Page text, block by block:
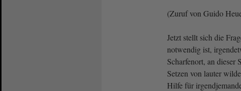
(Zuruf von Guido
Jetzt stellt sich die
notwendig ist,
Scharfenort, an dieser
Setzen von lauter
Hilfe für